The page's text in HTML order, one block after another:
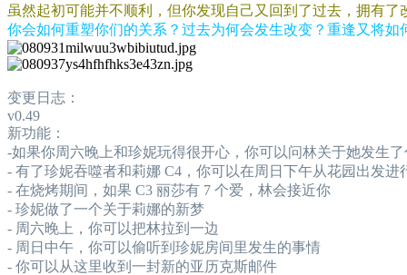
虽然起初可能并不顺利，但你发现自己又回到了过去，拥有了
你会如何重塑你们的关系？过去为何会发生改变？重逢又将如
变更日志：
v0.49
新功能：
-如果你周六晚上和珍妮玩得很开心，你可以问林关于她发生
- 有了珍妮吞噬者和莉娜 C4，你可以在周日下午从花园出发进
- 在烧烤期间，如果 C3 丽莎有 7 个爱，林会接近你
- 珍妮做了一个关于莉娜的新梦
- 周六晚上，你可以把林拉到一边
- 周日中午，你可以偷听到珍妮房间里发生的事情
- 你可以从这里收到一封新的亚历克斯邮件